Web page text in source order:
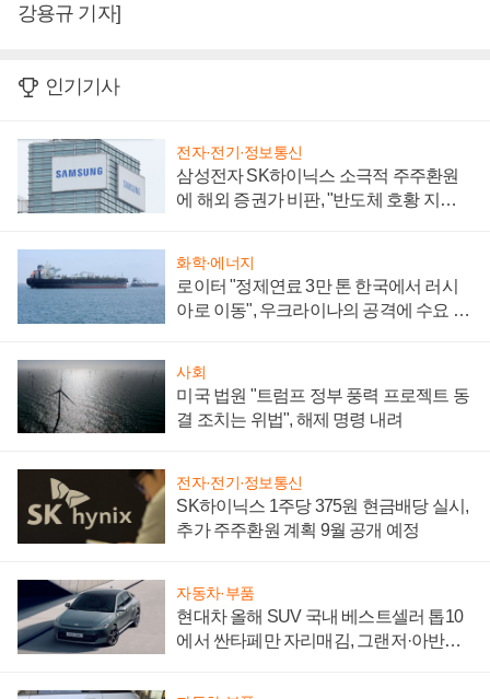
강용규 기자]
인기기사
전자·전기·정보통신
삼성전자 SK하이닉스 소극적 주주환원
에 해외 증권가 비판, "반도체 호황 지속
화학·에너지
로이터 "정제연료 3만 톤 한국에서 러시
아로 이동", 우크라이나의 공격에 수요 늘
사회
미국 법원 "트럼프 정부 풍력 프로젝트 동
결 조치는 위법", 해제 명령 내려
전자·전기·정보통신
SK하이닉스 1주당 375원 현금배당 실시,
추가 주주환원 계획 9월 공개 예정
자동차·부품
현대차 올해 SUV 국내 베스트셀러 톱10
에서 싼타페만 자리매김, 그랜저·아반떼